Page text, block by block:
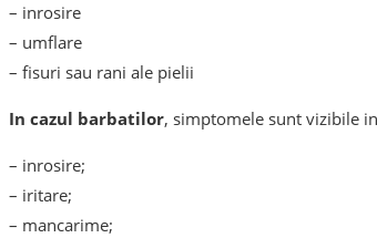
– inrosire
– umflare
– fisuri sau rani ale pielii
In cazul barbatilor, simptomele sunt vizibile
– inrosire;
– iritare;
– mancarime;